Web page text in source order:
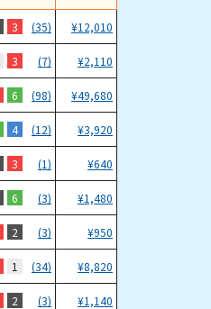
3 (35) ¥12,010
3 (7) ¥2,110
6 (98) ¥49,680
4 (12) ¥3,920
3 (1) ¥640
6 (3) ¥1,480
2 (3) ¥950
1 (34) ¥8,820
2 (3) ¥1,140